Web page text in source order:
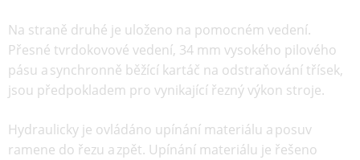
Na straně druhé je uloženo na pomocném vedení.
Přesné tvrdokovové vedení, 34 mm vysokého pilového
pásu a synchronně běžící kartáč na odstraňování třísek,
jsou předpokladem pro vynikající řezný výkon stroje.
Hydraulicky je ovládáno upínání materiálu a posuv
ramene do řezu a zpět. Upínání materiálu je řešeno